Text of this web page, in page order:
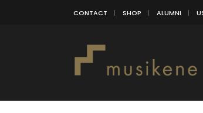
CONTACT SHOP ALUMNI